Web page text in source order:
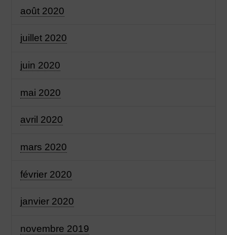
août 2020
juillet 2020
juin 2020
mai 2020
avril 2020
mars 2020
février 2020
janvier 2020
novembre 2019